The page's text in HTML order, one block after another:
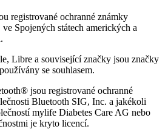
registrované ochranné známky
Spojených státech amerických a
Libre a související značky jsou značky
se souhlasem.
jsou registrované ochranné
Bluetooth SIG, Inc. a jakékoli
mylife Diabetes Care AG nebo
je kryto licencí.